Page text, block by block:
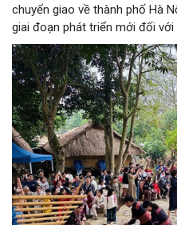
chuyển giao về thành phố Hà
giai đoạn phát triển mới đối
mà còn tạo thêm động lực để
đưa văn hóa trở thành nguồn
được nhấn mạnh trong Thông
16/7/2026 của Văn phòng
Trần Đức Thắng, Ủy viên Bộ
làm việc với Làng Văn hóa -